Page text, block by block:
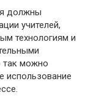
должны
учителей,
технологиям и
так можно
использование